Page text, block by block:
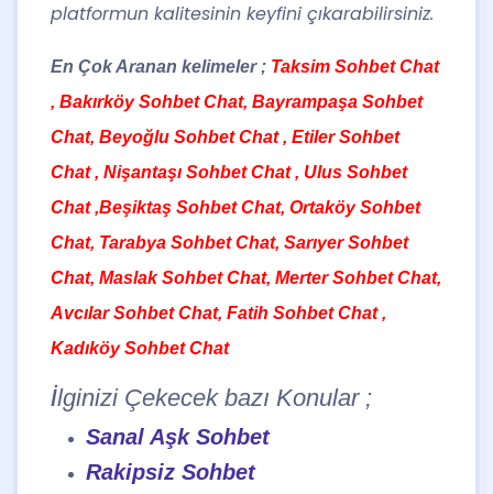
platformun kalitesinin keyfini çıkarabilirsiniz.
En Çok Aranan kelimeler ; Taksim Sohbet Chat
, Bakırköy Sohbet Chat, Bayrampaşa Sohbet
Chat, Beyoğlu Sohbet Chat , Etiler Sohbet
Chat , Nişantaşı Sohbet Chat , Ulus Sohbet
Chat ,Beşiktaş Sohbet Chat, Ortaköy Sohbet
Chat, Tarabya Sohbet Chat, Sarıyer Sohbet
Chat, Maslak Sohbet Chat, Merter Sohbet Chat,
Avcılar Sohbet Chat, Fatih Sohbet Chat ,
Kadıköy Sohbet Chat
İlginizi Çekecek bazı Konular ;
Sanal Aşk Sohbet
Rakipsiz Sohbet